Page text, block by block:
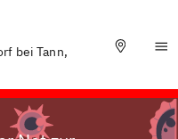
bei Tann,